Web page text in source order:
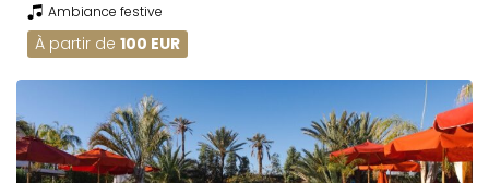
Ambiance festive
À partir de 100 EUR